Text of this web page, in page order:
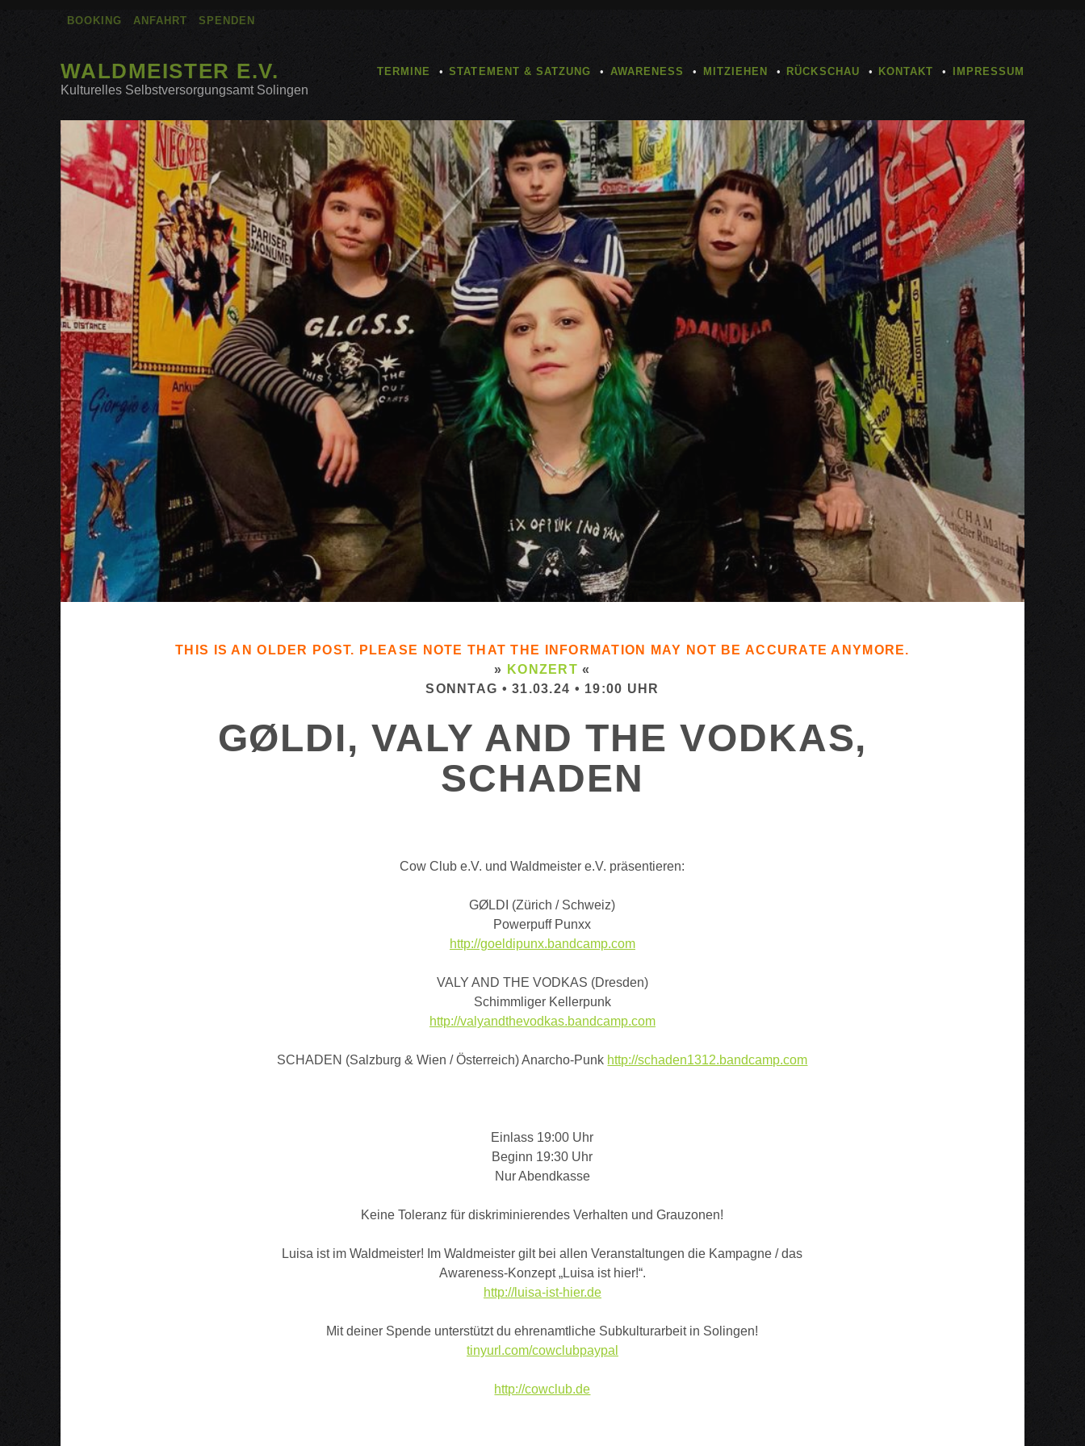
BOOKING ANFAHRT SPENDEN
WALDMEISTER E.V.
Kulturelles Selbstversorgungsamt Solingen
TERMINE STATEMENT & SATZUNG AWARENESS MITZIEHEN RÜCKSCHAU KONTAKT IMPRESSUM
THIS IS AN OLDER POST. PLEASE NOTE THAT THE INFORMATION MAY NOT BE ACCURATE ANYMORE.
» KONZERT «
SONNTAG • 31.03.24 • 19:00 UHR
GØLDI, VALY AND THE VODKAS,
SCHADEN
Cow Club e.V. und Waldmeister e.V. präsentieren:
GØLDI (Zürich / Schweiz)
Powerpuff Punxx
http://goeldipunx.bandcamp.com
VALY AND THE VODKAS (Dresden)
Schimmliger Kellerpunk
http://valyandthevodkas.bandcamp.com
SCHADEN (Salzburg & Wien / Österreich) Anarcho-Punk http://schaden1312.bandcamp.com
Einlass 19:00 Uhr
Beginn 19:30 Uhr
Nur Abendkasse
Keine Toleranz für diskriminierendes Verhalten und Grauzonen!
Luisa ist im Waldmeister! Im Waldmeister gilt bei allen Veranstaltungen die Kampagne / das
Awareness-Konzept „Luisa ist hier!“.
http://luisa-ist-hier.de
Mit deiner Spende unterstützt du ehrenamtliche Subkulturarbeit in Solingen!
tinyurl.com/cowclubpaypal
http://cowclub.de